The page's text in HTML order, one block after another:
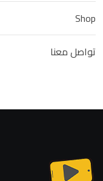
Shop
تواصل معنا